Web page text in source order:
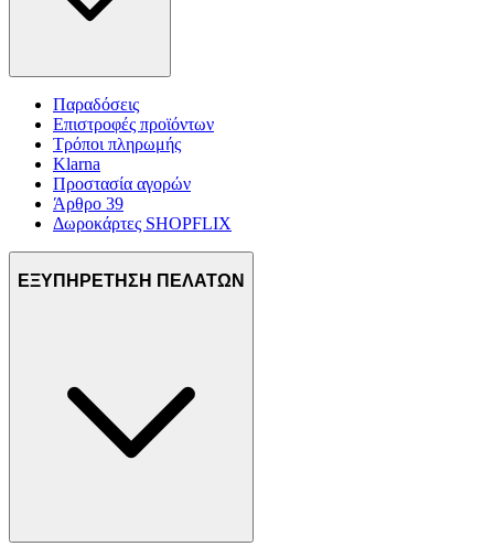
Παραδόσεις
Επιστροφές προϊόντων
Τρόποι πληρωμής
Klarna
Προστασία αγορών
Άρθρο 39
Δωροκάρτες SHOPFLIX
ΕΞΥΠΗΡΕΤΗΣΗ ΠΕΛΑΤΩΝ